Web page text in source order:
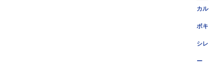
カル
ボキ
シレ
ー